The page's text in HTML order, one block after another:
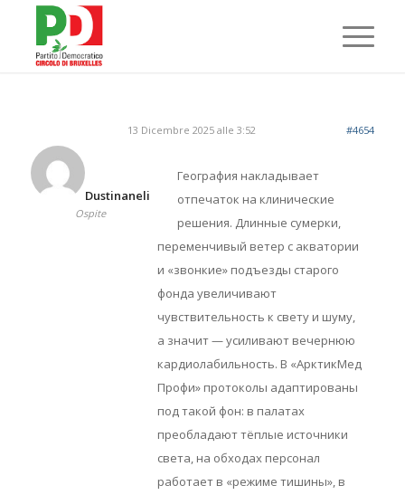
13 Dicembre 2025 alle 3:52 #4654
Dustinaneli
Ospite
География накладывает
отпечаток на клинические
решения. Длинные сумерки,
переменчивый ветер с акватории
и «звонкие» подъезды старого
фонда увеличивают
чувствительность к свету и шуму,
а значит — усиливают вечернюю
кардиолабильность. В «АрктикМед
Профи» протоколы адаптированы
под такой фон: в палатах
преобладают тёплые источники
света, на обходах персонал
работает в «режиме тишины», в